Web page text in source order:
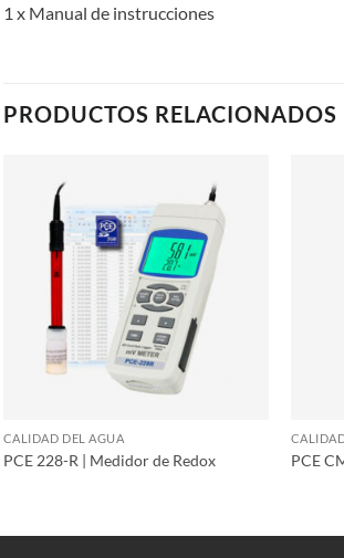
1 x Manual de instrucciones
PRODUCTOS RELACIONADOS
CALIDAD DEL AGUA
PCE 228-R | Medidor de Redox PCE